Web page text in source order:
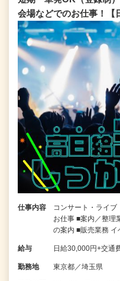
会場などでのお仕事！【
仕事内容
コンサート・ライ
お仕事 ■案内／整理
の案内 ■販売業務 イ
給与 日給30,000円+交通
勤務地 東京都／埼玉県